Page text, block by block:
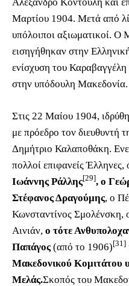
Μαρτίου 1904. Μετά από
υπόλοιποι αξιωματικοί. Ο
εισηγήθηκαν στην
ενίσχυση του
στην υπόδουλη Μακεδονία.
Στις 22 Μαίου 1904,
με πρόεδρο τον διευθυντή
Δημήτριο Καλαποθάκη.
πολλοί επιφανείς
Ιωάννης Ράλλης[29], ο
Στέφανος Δραγούμης, ο
Κωνσταντίνος
Αινιάν, ο τότε
Παπάγος(από το 1906) [31]
Μακεδονικού Κομιτάτου
Μελάς.Σκοπός του